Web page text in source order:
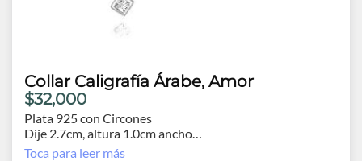
Collar Caligrafía Árabe, Amor
$32,000
Plata 925 con Circones
Dije 2.7cm, altura 1.0cm ancho
Cadena 44 cm, 3 extensores posibles
Toca para leer más